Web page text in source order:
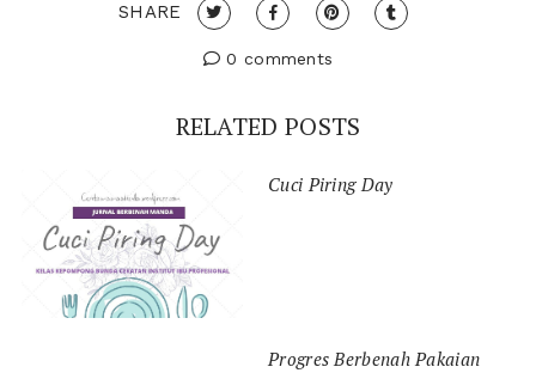
SHARE
0 comments
RELATED POSTS
Cuci Piring Day
Progres Berbenah Pakaian